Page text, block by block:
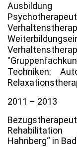
Techniken:
2011 – 2013
Rehabilitation
Hahnberg“ in